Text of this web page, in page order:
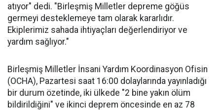
atıyor" dedi. "Birleşmiş Milletler depreme göğüs
germeyi desteklemeye tam olarak kararlıdır.
Ekiplerimiz sahada ihtiyaçları değerlendiriyor ve
yardım sağlıyor."
Birleşmiş Milletler İnsani Yardım Koordinasyon Ofisin
(OCHA), Pazartesi saat 16:00 dolaylarında yayınladığı
bir durum özetinde, iki ülkede "2 bine yakın ölüm
bildirildiğini" ve ikinci deprem öncesinde en az 78